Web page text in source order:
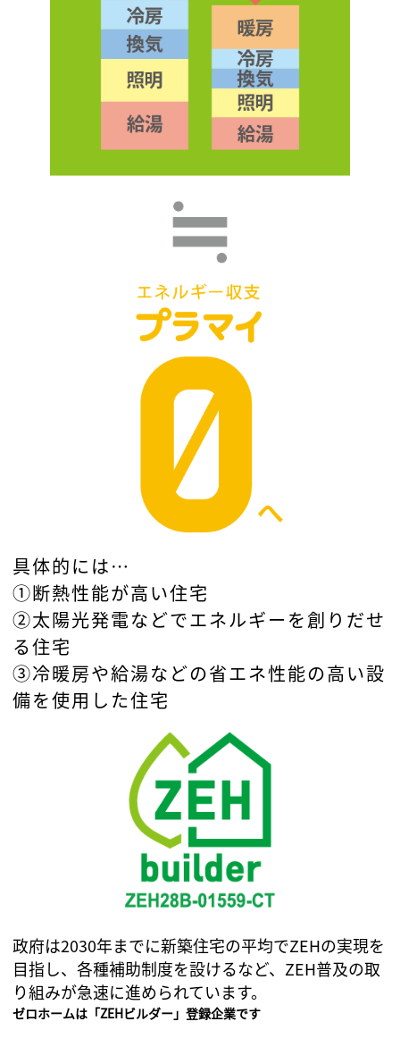
具体的には…
①断熱性能が高い住宅
②太陽光発電などでエネルギーを創りだせ
る住宅
③冷暖房や給湯などの省エネ性能の高い設
備を使用した住宅
政府は2030年までに新築住宅の平均でZEHの実現を
目指し、各種補助制度を設けるなど、ZEH普及の取
り組みが急速に進められています。
ゼロホームは「ZEHビルダー」登録企業です